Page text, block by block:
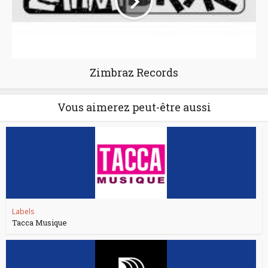
Zimbraz Records
Vous aimerez peut-être aussi
Labels
Tacca Musique